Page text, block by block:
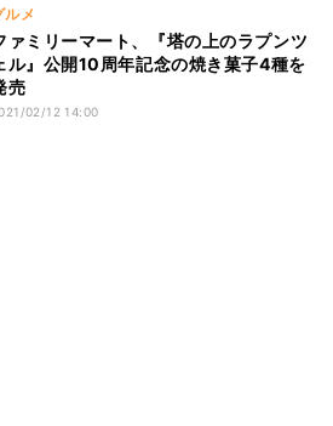
ルメ
ァミリーマート、『塔の上のラプンツ
ル』公開10周年記念の焼き菓子4種を
売
02/12 14:00